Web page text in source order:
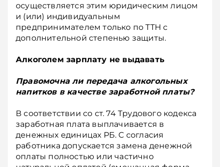
осуществляется этим юридическим лицом
и (или) индивидуальным
предпринимателем только по ТТН с
дополнительной степенью защиты.
Алкоголем зарплату не выдавать
Правомочна ли передача алкогольных
напитков в качестве заработной платы?
В соответствии со ст. 74 Трудового кодекса
заработная плата выплачивается в
денежных единицах РБ. С согласия
работника допускается замена денежной
оплаты полностью или частично